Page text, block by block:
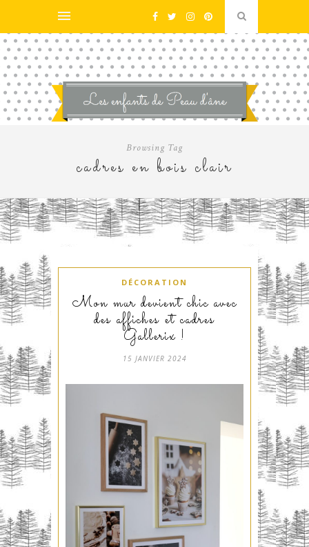
Browsing Tag
cadres en bois clair
DÉCORATION
Mon mur devient chic avec
des affiches et cadres
Gallerix !
15 JANVIER 2024